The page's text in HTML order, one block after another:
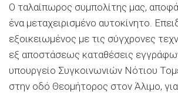
Ο ταλαίπωρος συμπολίτης μας,
ένα μεταχειρισμένο αυτοκίνητο.
εξοικειωμένος με τις σύγχρονες
εξ αποστάσεως καταθέσεις
υπουργείο Συγκοινωνιών Νότιου
στην οδό Θεομήτορος στον Άλιμο,